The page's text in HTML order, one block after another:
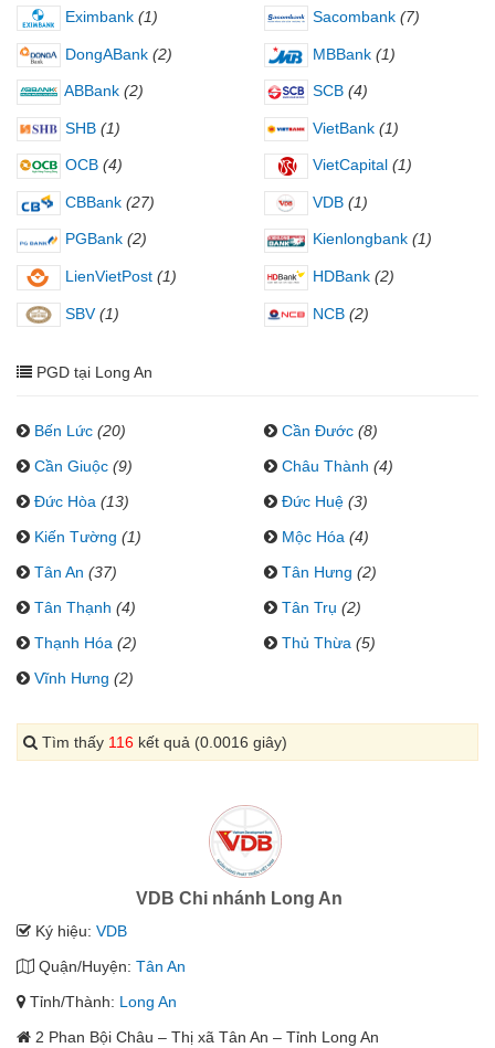
Eximbank (1) Sacombank (7)
DongABank (2) MBBank (1)
ABBank (2) SCB (4)
SHB (1) VietBank (1)
OCB (4) VietCapital (1)
CBBank (27) VDB (1)
PGBank (2) Kienlongbank (1)
LienVietPost (1) HDBank (2)
SBV (1) NCB (2)
PGD tại Long An
Bến Lức (20) Cần Đước (8)
Cần Giuộc (9) Châu Thành (4)
Đức Hòa (13) Đức Huệ (3)
Kiến Tường (1) Mộc Hóa (4)
Tân An (37) Tân Hưng (2)
Tân Thạnh (4) Tân Trụ (2)
Thạnh Hóa (2) Thủ Thừa (5)
Vĩnh Hưng (2)
Tìm thấy 116 kết quả (0.0016 giây)
VDB Chi nhánh Long An
Ký hiệu: VDB
Quận/Huyện: Tân An
Tỉnh/Thành: Long An
2 Phan Bội Châu – Thị xã Tân An – Tỉnh Long An